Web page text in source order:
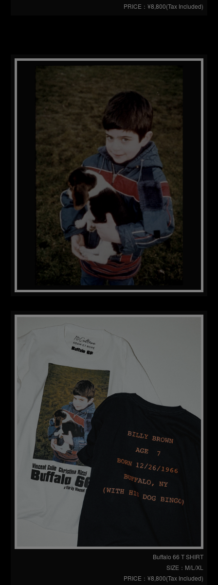
PRICE：¥8,800(Tax Included)
Buffalo 66 T SHIRT
SIZE：M/L/XL
PRICE：¥8,800(Tax Included)